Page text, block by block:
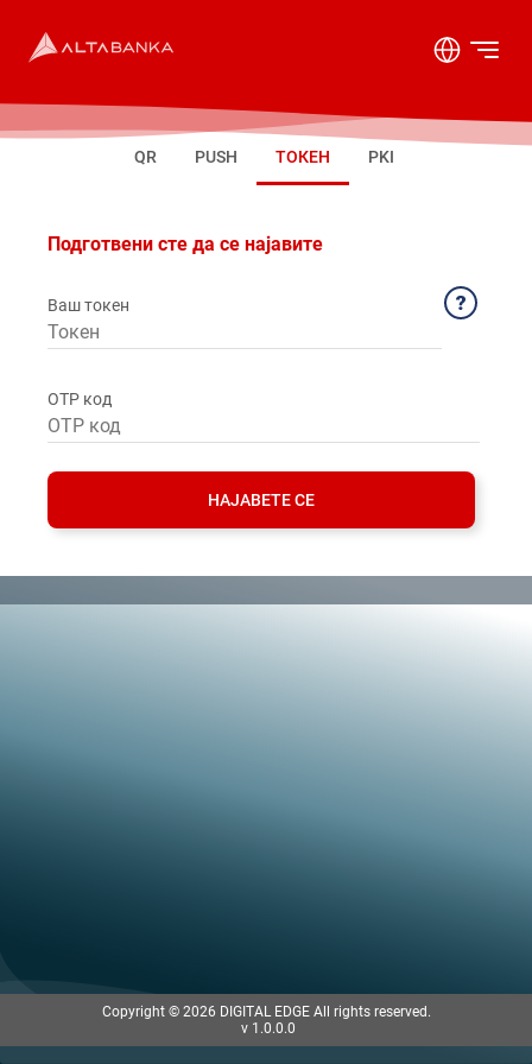
Copyright © 2026 DIGITAL EDGE All rights reserved.
v 1.0.0.0
QR PUSH ТОКЕН PKI
Подготвени сте да се најавите
Ваш токен
OTP код
НАЈАВЕТЕ СЕ